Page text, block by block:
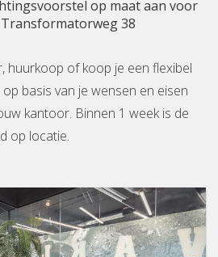
op maat aan voor
38
huurkoop of koop je een flexibel
basis van je wensen en eisen
kantoor. Binnen 1 week is de
op locatie.